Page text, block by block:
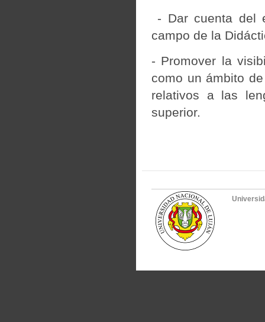
- Dar cuenta del
campo de la
- Promover la
como un ámbito
relativos a las
superior.